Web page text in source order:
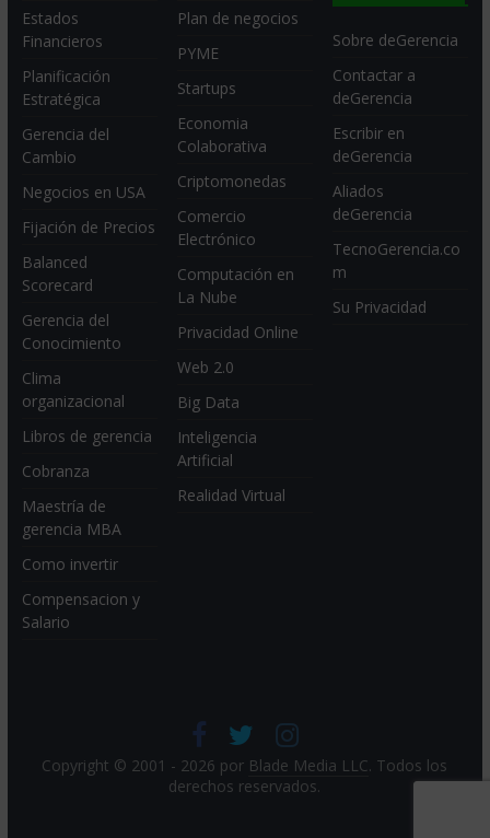
Estados
Financieros
Planificación
Estratégica
Gerencia del
Cambio
Negocios en USA
Fijación de Precios
Balanced
Scorecard
Gerencia del
Conocimiento
Clima
organizacional
Libros de gerencia
Cobranza
Maestría de
gerencia MBA
Como invertir
Compensacion y
Salario
Plan de negocios
PYME
Startups
Economia
Colaborativa
Criptomonedas
Comercio
Electrónico
Computación en
La Nube
Privacidad Online
Web 2.0
Big Data
Inteligencia
Artificial
Realidad Virtual
Sobre deGerencia
Contactar a
deGerencia
Escribir en
deGerencia
Aliados
deGerencia
TecnoGerencia.co
m
Su Privacidad
Copyright © 2001 - 2026 por Blade Media LLC. Todos los
derechos reservados.